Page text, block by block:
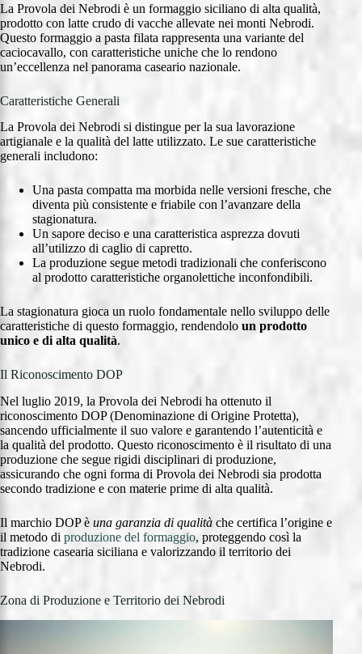
La Provola dei Nebrodi è un formaggio siciliano di alta qualità,
prodotto con latte crudo di vacche allevate nei monti Nebrodi.
Questo formaggio a pasta filata rappresenta una variante del
caciocavallo, con caratteristiche uniche che lo rendono
un’eccellenza nel panorama caseario nazionale.
Caratteristiche Generali
La Provola dei Nebrodi si distingue per la sua lavorazione
artigianale e la qualità del latte utilizzato. Le sue caratteristiche
generali includono:
Una pasta compatta ma morbida nelle versioni fresche, che
diventa più consistente e friabile con l’avanzare della
stagionatura.
Un sapore deciso e una caratteristica asprezza dovuti
all’utilizzo di caglio di capretto.
La produzione segue metodi tradizionali che conferiscono
al prodotto caratteristiche organolettiche inconfondibili.
La stagionatura gioca un ruolo fondamentale nello sviluppo delle
caratteristiche di questo formaggio, rendendolo un prodotto
unico e di alta qualità.
Il Riconoscimento DOP
Nel luglio 2019, la Provola dei Nebrodi ha ottenuto il
riconoscimento DOP (Denominazione di Origine Protetta),
sancendo ufficialmente il suo valore e garantendo l’autenticità e
la qualità del prodotto. Questo riconoscimento è il risultato di una
produzione che segue rigidi disciplinari di produzione,
assicurando che ogni forma di Provola dei Nebrodi sia prodotta
secondo tradizione e con materie prime di alta qualità.
Il marchio DOP è una garanzia di qualità che certifica l’origine e
il metodo di produzione del formaggio, proteggendo così la
tradizione casearia siciliana e valorizzando il territorio dei
Nebrodi.
Zona di Produzione e Territorio dei Nebrodi